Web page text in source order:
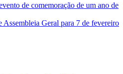
de comemoração de um ano de
Assembleia Geral para 7 de fevereiro